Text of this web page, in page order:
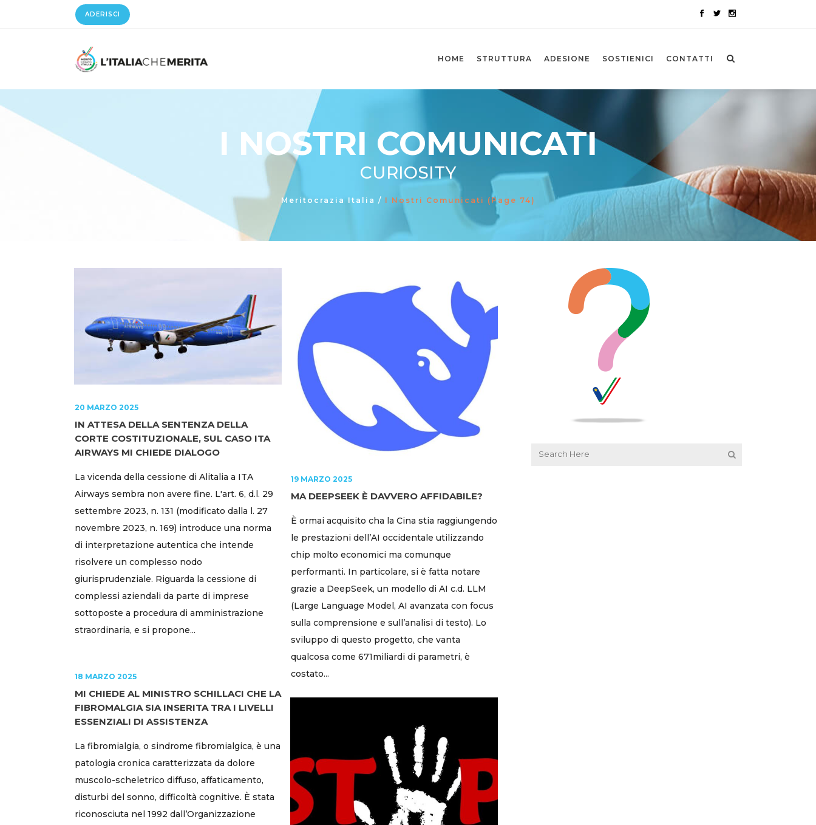
ADERISCI
HOME STRUTTURA ADESIONE SOSTIENICI CONTATTI
I NOSTRI COMUNICATI
CURIOSITY
Meritocrazia Italia / I Nostri Comunicati (Page 74)
20 MARZO 2025
IN ATTESA DELLA SENTENZA DELLA
CORTE COSTITUZIONALE, SUL CASO ITA
AIRWAYS MI CHIEDE DIALOGO
La vicenda della cessione di Alitalia a ITA
Airways sembra non avere fine. L'art. 6, d.l. 29
settembre 2023, n. 131 (modificato dalla l. 27
novembre 2023, n. 169) introduce una norma
di interpretazione autentica che intende
risolvere un complesso nodo
giurisprudenziale. Riguarda la cessione di
complessi aziendali da parte di imprese
sottoposte a procedura di amministrazione
straordinaria, e si propone...
19 MARZO 2025
MA DEEPSEEK È DAVVERO AFFIDABILE?
È ormai acquisito cha la Cina stia raggiungendo
le prestazioni dell’AI occidentale utilizzando
chip molto economici ma comunque
performanti. In particolare, si è fatta notare
grazie a DeepSeek, un modello di AI c.d. LLM
(Large Language Model, AI avanzata con focus
sulla comprensione e sull’analisi di testo). Lo
sviluppo di questo progetto, che vanta
qualcosa come 671miliardi di parametri, è
costato...
18 MARZO 2025
MI CHIEDE AL MINISTRO SCHILLACI CHE LA
FIBROMALGIA SIA INSERITA TRA I LIVELLI
ESSENZIALI DI ASSISTENZA
La fibromialgia, o sindrome fibromialgica, è una
patologia cronica caratterizzata da dolore
muscolo-scheletrico diffuso, affaticamento,
disturbi del sonno, difficoltà cognitive. È stata
riconosciuta nel 1992 dall’Organizzazione